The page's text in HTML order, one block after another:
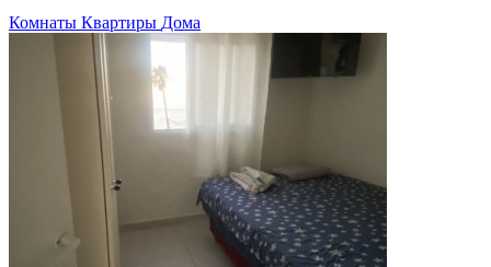
Комнаты Квартиры Дома